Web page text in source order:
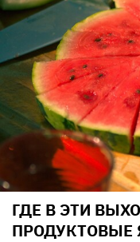
ГДЕ В ЭТИ
ПРОДУКТОВЫЕ